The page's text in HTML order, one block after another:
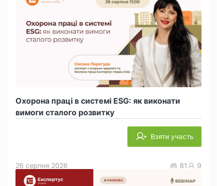
Охорона праці в системі ESG: як виконати
вимоги сталого розвитку
Взяти участь
26 серпня 2026 81 9